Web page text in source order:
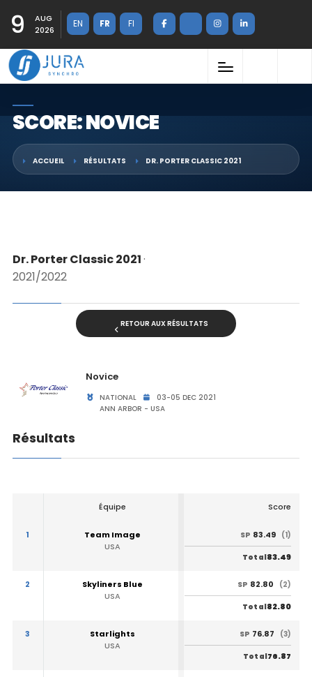
9
AUG
2026
EN FR FI
SCORE: NOVICE
ACCUEIL RÉSULTATS DR. PORTER CLASSIC 2021
Dr. Porter Classic 2021·
2021/2022
RETOUR AUX RÉSULTATS
Novice
NATIONAL
03-05 DEC 2021
ANN ARBOR - USA
Résultats
Équipe Score
1
Team Image
USA
SP 83.49 (1)
Total83.49
2
Skyliners Blue
USA
SP 82.80 (2)
Total82.80
3
Starlights
USA
SP 76.87 (3)
Total76.87